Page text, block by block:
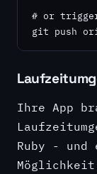
# or
git push
Ihre App
Ruby -